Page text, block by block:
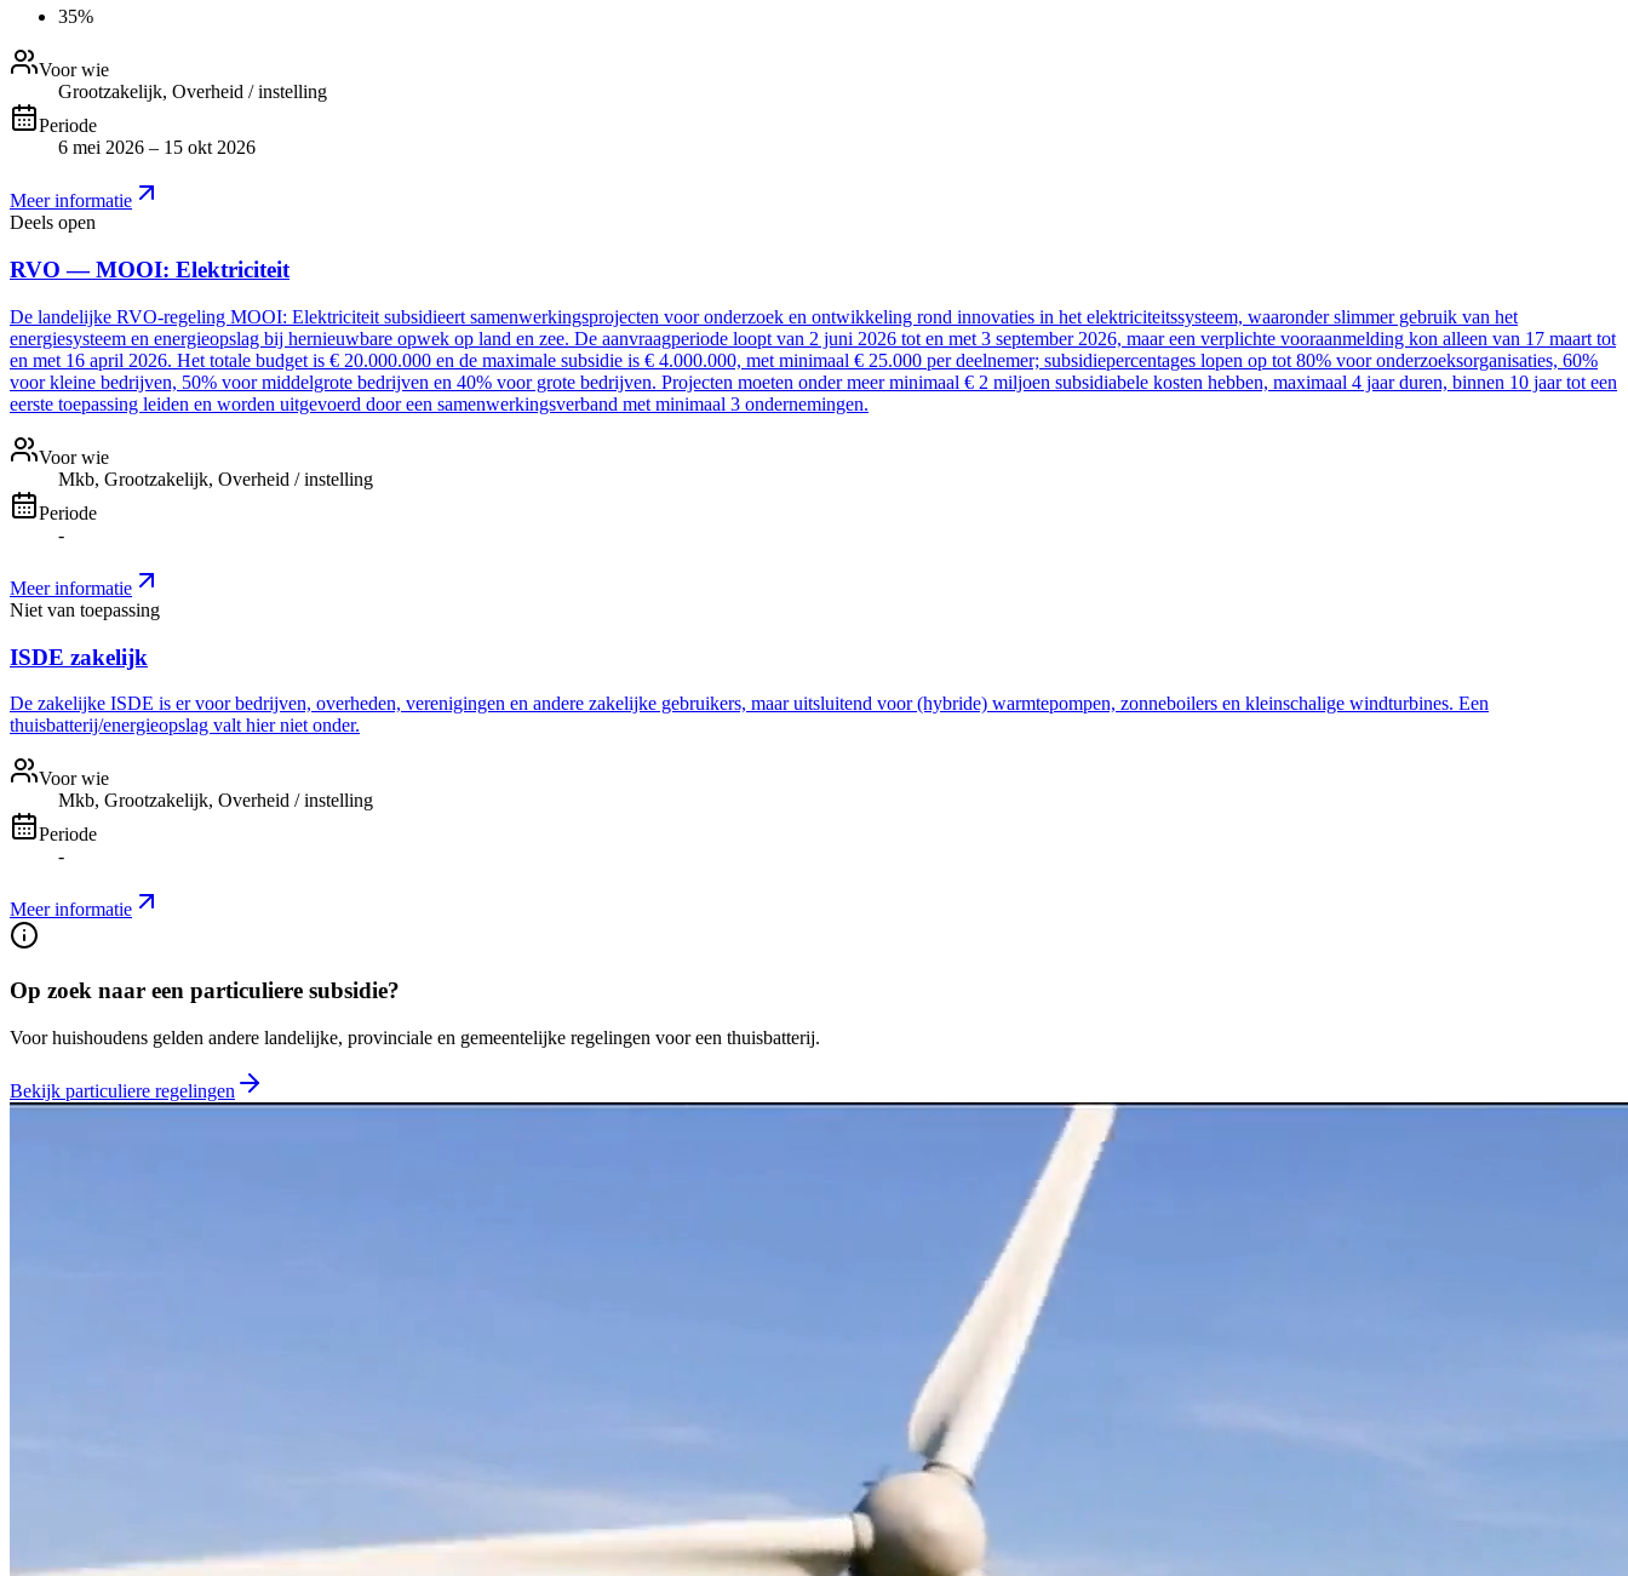
35%
Voor wie
Grootzakelijk, Overheid / instelling
Periode
6 mei 2026 – 15 okt 2026
Meer informatie
Deels open
RVO — MOOI: Elektriciteit
De landelijke RVO-regeling MOOI: Elektriciteit subsidieert samenwerkingsprojecten voor onderzoek en ontwikkeling rond innovaties in het elektriciteitssysteem, waaronder slimmer gebruik van het
energiesysteem en energieopslag bij hernieuwbare opwek op land en zee. De aanvraagperiode loopt van 2 juni 2026 tot en met 3 september 2026, maar een verplichte vooraanmelding kon alleen van 17 maart tot
en met 16 april 2026. Het totale budget is € 20.000.000 en de maximale subsidie is € 4.000.000, met minimaal € 25.000 per deelnemer; subsidiepercentages lopen op tot 80% voor onderzoeksorganisaties, 60%
voor kleine bedrijven, 50% voor middelgrote bedrijven en 40% voor grote bedrijven. Projecten moeten onder meer minimaal € 2 miljoen subsidiabele kosten hebben, maximaal 4 jaar duren, binnen 10 jaar tot een
eerste toepassing leiden en worden uitgevoerd door een samenwerkingsverband met minimaal 3 ondernemingen.
Voor wie
Mkb, Grootzakelijk, Overheid / instelling
Periode
-
Meer informatie
Niet van toepassing
ISDE zakelijk
De zakelijke ISDE is er voor bedrijven, overheden, verenigingen en andere zakelijke gebruikers, maar uitsluitend voor (hybride) warmtepompen, zonneboilers en kleinschalige windturbines. Een
thuisbatterij/energieopslag valt hier niet onder.
Voor wie
Mkb, Grootzakelijk, Overheid / instelling
Periode
-
Meer informatie
Op zoek naar een particuliere subsidie?
Voor huishoudens gelden andere landelijke, provinciale en gemeentelijke regelingen voor een thuisbatterij.
Bekijk particuliere regelingen